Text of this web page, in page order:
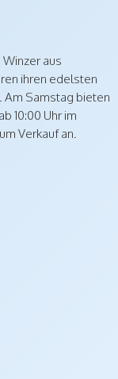
aus
ihren edelsten
Am Samstag bieten
10:00 Uhr im
Verkauf an.